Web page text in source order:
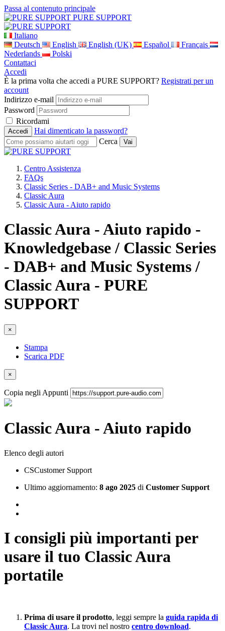
Passa al contenuto principale
PURE SUPPORT
Italiano
Deutsch
English English (UK) Español
Français
Nederlands
Polski
Contattaci
Accedi
È la prima volta che accedi a PURE SUPPORT? Registrati per un
account
Indirizzo e-mail
Password
Ricordami
Hai dimenticato la password?
Cerca
Centro Assistenza
FAQs
Classic Series - DAB+ and Music Systems
Classic Aura
Classic Aura - Aiuto rapido
Classic Aura - Aiuto rapido -
Knowledgebase / Classic Series
- DAB+ and Music Systems /
Classic Aura - PURE
SUPPORT
×
Stampa
Scarica PDF
×
Copia negli Appunti
Classic Aura - Aiuto rapido
Elenco degli autori
CSCustomer Support
Ultimo aggiornamento: 8 ago 2025 di Customer Support
I consigli più importanti per
usare il tuo Classic Aura
portatile
Prima di usare il prodotto, leggi sempre la guida rapida di
Classic Aura. La trovi nel nostro centro download.